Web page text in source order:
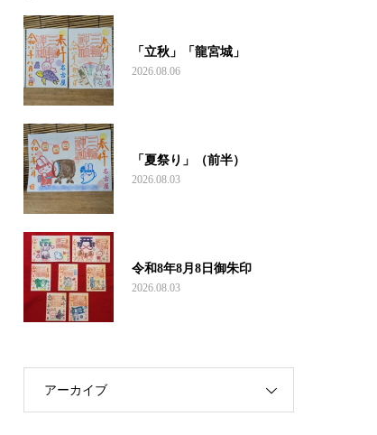
「立秋」「龍宮城」
2026.08.06
「夏祭り」（前半）
2026.08.03
令和8年8月8日御朱印
2026.08.03
アーカイブ